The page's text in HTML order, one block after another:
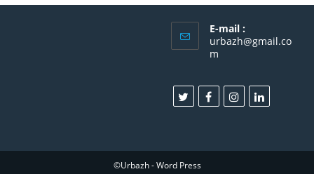
E-mail :
urbazh@gmail.co
m
©Urbazh - Word Press